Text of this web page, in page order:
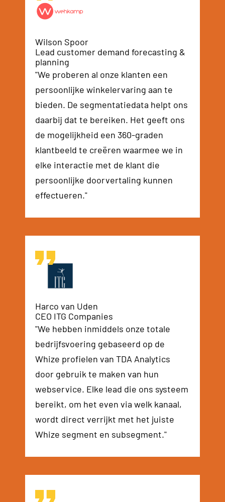
Wilson Spoor
Lead customer demand forecasting &
planning
"We proberen al onze klanten een
persoonlijke winkelervaring aan te
bieden. De segmentatiedata helpt ons
daarbij dat te bereiken. Het geeft ons
de mogelijkheid een 360-graden
klantbeeld te creëren waarmee we in
elke interactie met de klant die
persoonlijke doorvertaling kunnen
effectueren."
Harco van Uden
CEO ITG Companies
"We hebben inmiddels onze totale
bedrijfsvoering gebaseerd op de
Whize profielen van TDA Analytics
door gebruik te maken van hun
webservice. Elke lead die ons systeem
bereikt, om het even via welk kanaal,
wordt direct verrijkt met het juiste
Whize segment en subsegment."